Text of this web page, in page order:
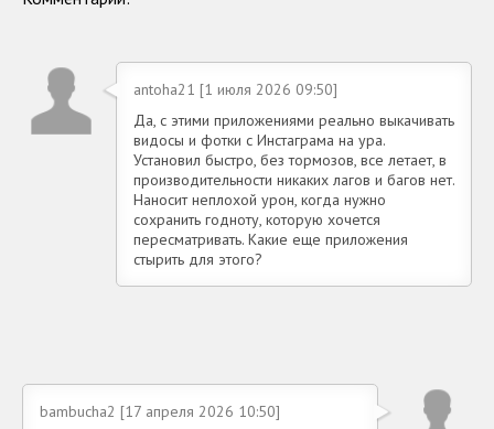
antoha21 [1 июля 2026 09:50]
Да, с этими приложениями реально выкачивать
видосы и фотки с Инстаграма на ура.
Установил быстро, без тормозов, все летает, в
производительности никаких лагов и багов нет.
Наносит неплохой урон, когда нужно
сохранить годноту, которую хочется
пересматривать. Какие еще приложения
стырить для этого?
bambucha2 [17 апреля 2026 10:50]